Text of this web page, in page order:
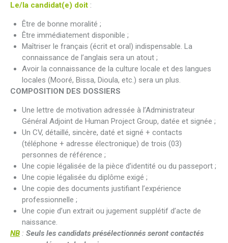
Le/la candidat(e) doit :
Être de bonne moralité ;
Être immédiatement disponible ;
Maîtriser le français (écrit et oral) indispensable. La
connaissance de l’anglais sera un atout ;
Avoir la connaissance de la culture locale et des langues
locales (Mooré, Bissa, Dioula, etc.) sera un plus.
COMPOSITION DES DOSSIERS
Une lettre de motivation adressée à l’Administrateur
Général Adjoint de Human Project Group, datée et signée ;
Un CV, détaillé, sincère, daté et signé + contacts
(téléphone + adresse électronique) de trois (03)
personnes de référence ;
Une copie légalisée de la pièce d’identité ou du passeport ;
Une copie légalisée du diplôme exigé ;
Une copie des documents justifiant l’expérience
professionnelle ;
Une copie d’un extrait ou jugement supplétif d’acte de
naissance.
NB : Seuls les candidats présélectionnés seront contactés